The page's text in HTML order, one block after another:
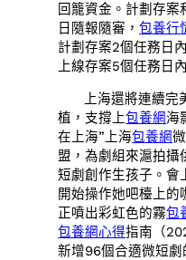
回籠資金。計劃存案
日隨報隨審，包養行
計劃存案2個任務日
上線存案5個任務日
上海還將連續
植，支撐上包養網海
在上海”上海包養網
盟，為劇組來滬拍攝
短劇創作生孩子。會
開始操作她吧檯上的
正噴出彩虹色的霧包
包養網心得指南（
新增96個合適微短